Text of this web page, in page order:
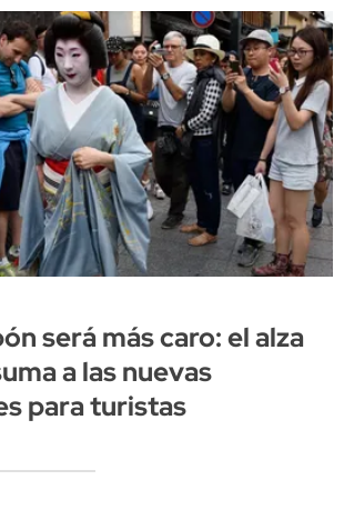
será más caro: el alza
a las nuevas
para turistas